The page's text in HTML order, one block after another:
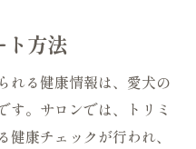
ト方法
れる健康情報は、愛犬の
す。サロンでは、トリミ
康チェックが行われ、